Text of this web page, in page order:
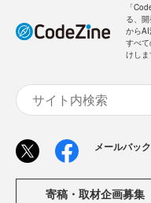
「
る、
からAI
すべ
けしま
メールバッ
寄稿・取材企画募集